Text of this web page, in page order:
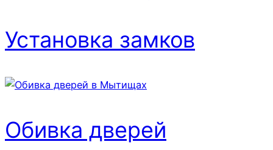
Установка замков
Обивка дверей